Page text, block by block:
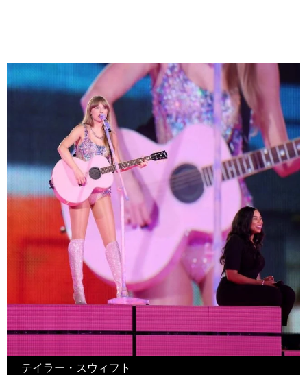
テイラー・スウィフト